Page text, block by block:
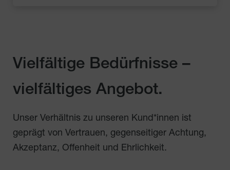
Vielfältige Bedürfnisse –
vielfältiges Angebot.
Unser Verhältnis zu unseren Kund*innen ist
geprägt von Vertrauen, gegenseitiger Achtung,
Akzeptanz, Offenheit und Ehrlichkeit.